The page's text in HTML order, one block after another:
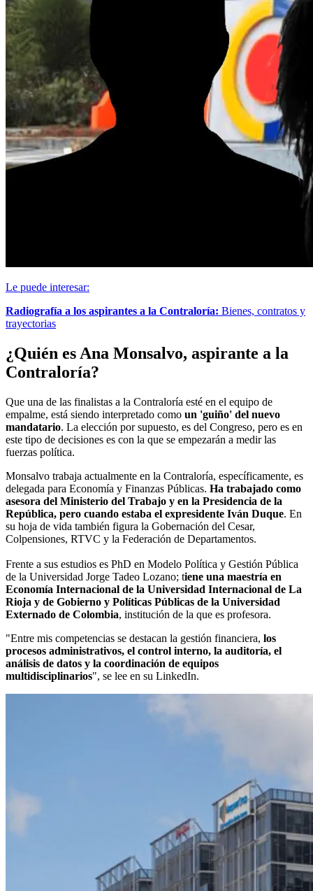
Le puede interesar:
Radiografía a los aspirantes a la Contraloría: Bienes, contratos y
trayectorias
¿Quién es Ana Monsalvo, aspirante a la
Contraloría?
Que una de las finalistas a la Contraloría esté en el equipo de
empalme, está siendo interpretado como un 'guiño' del nuevo
mandatario. La elección por supuesto, es del Congreso, pero es en
este tipo de decisiones es con la que se empezarán a medir las
fuerzas política.
Monsalvo trabaja actualmente en la Contraloría, específicamente, es
delegada para Economía y Finanzas Públicas. Ha trabajado como
asesora del Ministerio del Trabajo y en la Presidencia de la
República, pero cuando estaba el expresidente Iván Duque. En
su hoja de vida también figura la Gobernación del Cesar,
Colpensiones, RTVC y la Federación de Departamentos.
Frente a sus estudios es PhD en Modelo Política y Gestión Pública
de la Universidad Jorge Tadeo Lozano; tiene una maestría en
Economía Internacional de la Universidad Internacional de La
Rioja y de Gobierno y Políticas Públicas de la Universidad
Externado de Colombia, institución de la que es profesora.
"Entre mis competencias se destacan la gestión financiera, los
procesos administrativos, el control interno, la auditoría, el
análisis de datos y la coordinación de equipos
multidisciplinarios", se lee en su LinkedIn.